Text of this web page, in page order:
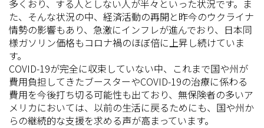
多くおり、する人としない人が半々といった状況です。ま
た、そんな状況の中、経済活動の再開と昨今のウクライナ
情勢の影響もあり、急激にインフレが進んでおり、日本同
様ガソリン価格もコロナ禍のほぼ倍に上昇し続けていま
す。
COVID-19が完全に収束していない中、これまで国や州が
費用負担してきたブースターやCOVID-19の治療に係わる
費用を今後打ち切る可能性も出ており、無保険者の多いア
メリカにおいては、以前の生活に戻るためにも、国や州か
らの継続的な支援を求める声が高まっています。